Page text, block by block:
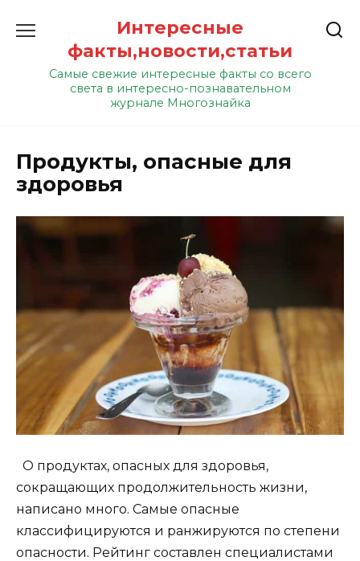
содержанию
Интересные
факты,новости,статьи
Самые свежие интересные факты со всего
света в интересно-познавательном
журнале Многознайка
Продукты, опасные для
здоровья
О продуктах, опасных для здоровья,
сокращающих продолжительность жизни,
написано много. Самые опасные
классифицируются и ранжируются по степени
опасности. Рейтинг составлен специалистами